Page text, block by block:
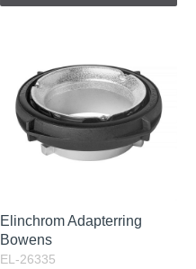
Elinchrom Adapterring
Bowens
EL-26335